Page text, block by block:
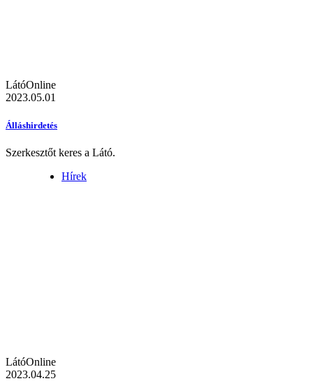
LátóOnline
2023.05.01
Álláshirdetés
Szerkesztőt keres a Látó.
Hírek
LátóOnline
2023.04.25